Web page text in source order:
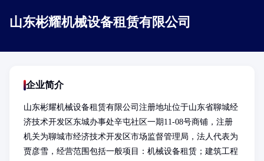
山东彬耀机械设备租赁有限公司
企业简介
山东彬耀机械设备租赁有限公司注册地址位于山东省聊城经
济技术开发区东城办事处辛屯社区一期11-08号商铺，注册
机关为聊城市经济技术开发区市场监督管理局，法人代表为
贾彦雪，经营范围包括一般项目：机械设备租赁；建筑工程